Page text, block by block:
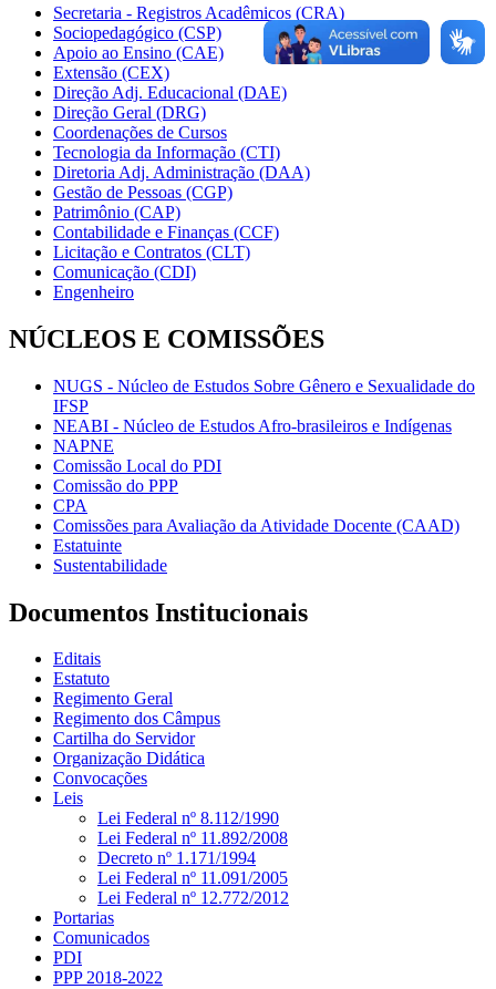
Secretaria - Registros Acadêmicos (CRA)
Sociopedagógico (CSP)
Apoio ao Ensino (CAE)
Extensão (CEX)
Direção Adj. Educacional (DAE)
Direção Geral (DRG)
Coordenações de Cursos
Tecnologia da Informação (CTI)
Diretoria Adj. Administração (DAA)
Gestão de Pessoas (CGP)
Patrimônio (CAP)
Contabilidade e Finanças (CCF)
Licitação e Contratos (CLT)
Comunicação (CDI)
Engenheiro
NÚCLEOS E COMISSÕES
NUGS - Núcleo de Estudos Sobre Gênero e Sexualidade do
IFSP
NEABI - Núcleo de Estudos Afro-brasileiros e Indígenas
NAPNE
Comissão Local do PDI
Comissão do PPP
CPA
Comissões para Avaliação da Atividade Docente (CAAD)
Estatuinte
Sustentabilidade
Documentos Institucionais
Editais
Estatuto
Regimento Geral
Regimento dos Câmpus
Cartilha do Servidor
Organização Didática
Convocações
Leis
Lei Federal nº 8.112/1990
Lei Federal nº 11.892/2008
Decreto nº 1.171/1994
Lei Federal nº 11.091/2005
Lei Federal nº 12.772/2012
Portarias
Comunicados
PDI
PPP 2018-2022